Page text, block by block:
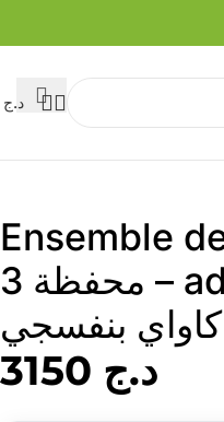
د.ج
Ensemble
adolescents 3Pcs Ours Mauve – محفظة 3
بنفسجي
د.ج